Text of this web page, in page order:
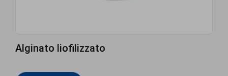
Alginato liofilizzato